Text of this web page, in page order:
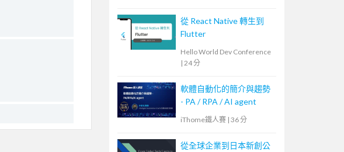
從 React Native 轉生到
Flutter
Hello World Dev Conference
| 24 分
軟體自動化的簡介與趨勢
- PA / RPA / AI agent
iThome鐵人賽 | 36 分
從全球企業到日本新創公